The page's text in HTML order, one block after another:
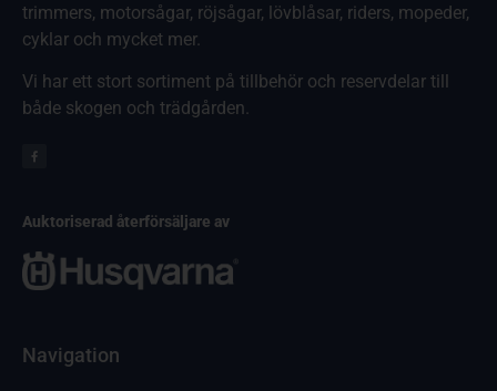
trimmers, motorsågar, röjsågar, lövblåsar, riders, mopeder,
cyklar och mycket mer.
Vi har ett stort sortiment på tillbehör och reservdelar till
både skogen och trädgården.
Auktoriserad återförsäljare av
Navigation